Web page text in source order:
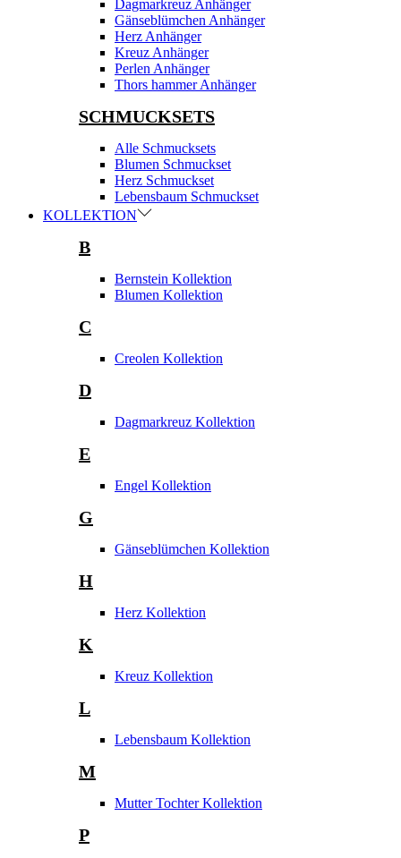
Dagmarkreuz Anhänger
Gänseblümchen Anhänger
Herz Anhänger
Kreuz Anhänger
Perlen Anhänger
Thors hammer Anhänger
SCHMUCKSETS
Alle Schmucksets
Blumen Schmuckset
Herz Schmuckset
Lebensbaum Schmuckset
KOLLEKTION
B
Bernstein Kollektion
Blumen Kollektion
C
Creolen Kollektion
D
Dagmarkreuz Kollektion
E
Engel Kollektion
G
Gänseblümchen Kollektion
H
Herz Kollektion
K
Kreuz Kollektion
L
Lebensbaum Kollektion
M
Mutter Tochter Kollektion
P